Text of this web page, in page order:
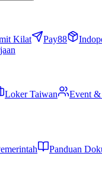
Kilat Pay88
Loker Taiwan Event &
Panduan